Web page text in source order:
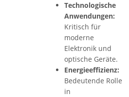
Technologische
Anwendungen:
Kritisch für
moderne
Elektronik und
optische Geräte.
Energieeffizienz:
Bedeutende Rolle
in